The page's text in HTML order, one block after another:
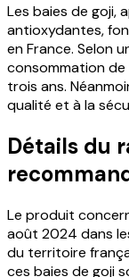
Les baies de goji,
antioxydantes,
en France. Selon
consommation de
trois ans.
qualité et à la
Détails du
Le produit
août 2024 dans
du territoire
ces baies de goji